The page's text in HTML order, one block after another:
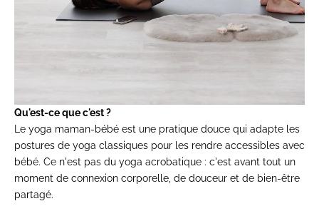
Qu'est-ce que c'est ?
Le yoga maman-bébé est une pratique douce qui adapte les
postures de yoga classiques pour les rendre accessibles avec
bébé. Ce n'est pas du yoga acrobatique : c'est avant tout un
moment de connexion corporelle, de douceur et de bien-être
partagé.